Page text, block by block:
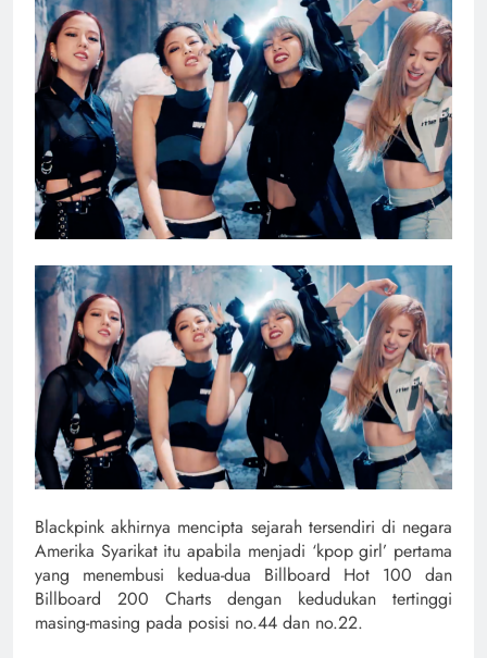
Blackpink akhirnya mencipta sejarah tersendiri di negara
Amerika Syarikat itu apabila menjadi ‘kpop girl’ pertama
yang menembusi kedua-dua Billboard Hot 100 dan
Billboard 200 Charts dengan kedudukan tertinggi
masing-masing pada posisi no.44 dan no.22.